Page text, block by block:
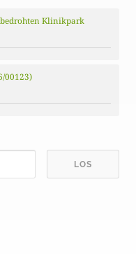
bedrohten Klinikpark
00123)